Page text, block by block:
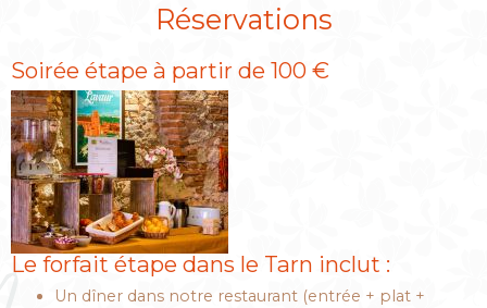
Réservations
Soirée étape à partir de 100 €
Le forfait étape dans le Tarn inclut :
Un dîner dans notre restaurant (entrée + plat +